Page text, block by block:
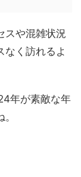
スや混雑状況
なく訪れるよ
年が素敵な年